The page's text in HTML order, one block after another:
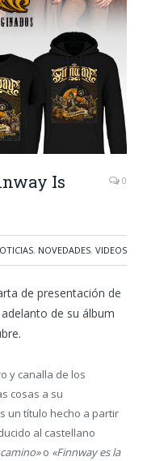
Is
0
, NOVEDADES, VIDEOS
de presentación de
de su álbum
y canalla de los
cosas a su
un título hecho a partir
al castellano
o «Finnway es la